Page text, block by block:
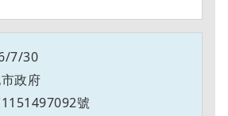
7/30
政府
號